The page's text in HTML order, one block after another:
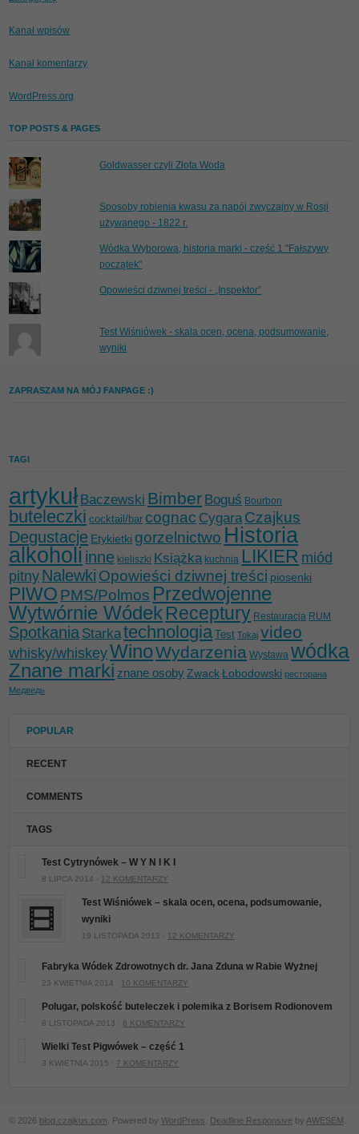
Kanał wpisów
Kanał komentarzy
WordPress.org
TOP POSTS & PAGES
Goldwasser czyli Złota Woda
Sposoby robienia kwasu za napój zwyczajny w Rosji
używanego - 1822 r.
Wódka Wyborowa, historia marki - część 1 "Fałszywy
początek"
Opowieści dziwnej treści - „Inspektor”
Test Wiśniówek - skala ocen, ocena, podsumowanie,
wyniki
ZAPRASZAM NA MÓJ FANPAGE :)
TAGI
artykułBaczewski Bimber Boguś Bourbon
buteleczki cocktail/bar cognac CygaraCzajkus
Degustacje Etykietki gorzelnictwo Historia
alkoholi inne kieliszki Książka kuchnia LIKIER miód
pitny Nalewki Opowieści dziwnej treści piosenki
PIWO PMS/Polmos Przedwojenne
Wytwórnie WódekReceptury Restauracja RUM
Spotkania Starkatechnologia Test Tokaj video
whisky/whiskeyWinoWydarzenia Wystawa wódka
Znane marki znane osoby Zwack Łobodowski ресторана
Медведь
POPULAR
RECENT
COMMENTS
TAGS
Test Cytrynówek – W Y N I K I
8 LIPCA 2014 · 12 KOMENTARZY
Test Wiśniówek – skala ocen, ocena, podsumowanie,
wyniki
19 LISTOPADA 2013 · 12 KOMENTARZY
Fabryka Wódek Zdrowotnych dr. Jana Zduna w Rabie Wyżnej
23 KWIETNIA 2014 · 10 KOMENTARZY
Polugar, polskość buteleczek i polemika z Borisem Rodionovem
8 LISTOPADA 2013 · 8 KOMENTARZY
Wielki Test Pigwówek – część 1
3 KWIETNIA 2015 · 7 KOMENTARZY
© 2026 blog.czajkus.com . Powered byWordPress Deadline Responsive by AWESEM